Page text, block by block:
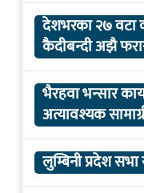
देशभरका २७ वटा
कैदीबन्दी अझै
भैरहवा भन्सार
अत्यावश्यक
लुम्बिनी प्रदेश